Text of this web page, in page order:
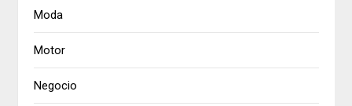
Moda
Motor
Negocio